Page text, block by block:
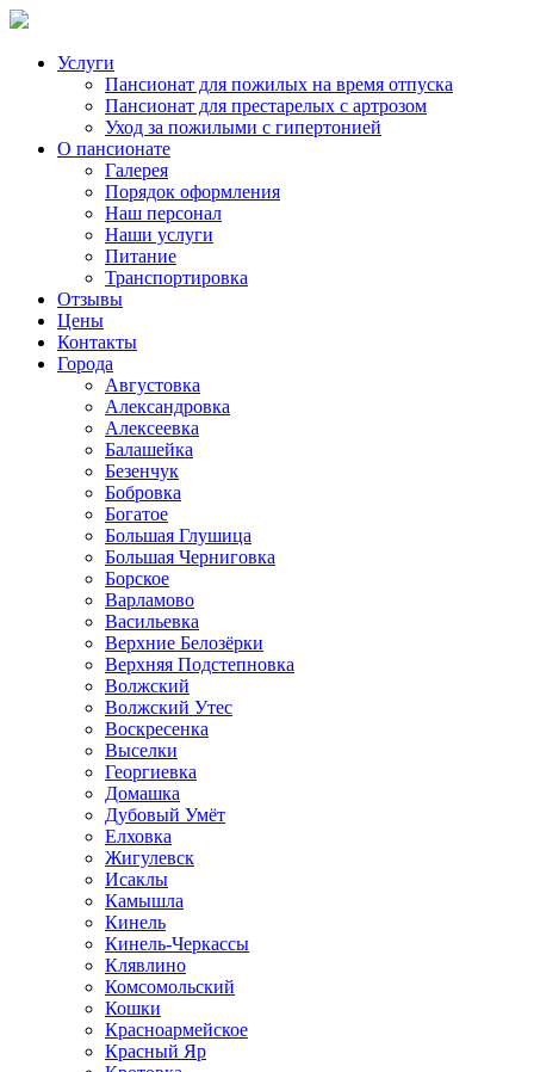
Услуги
Пансионат для пожилых на время отпуска
Пансионат для престарелых с артрозом
Уход за пожилыми с гипертонией
О пансионате
Галерея
Порядок оформления
Наш персонал
Наши услуги
Питание
Транспортировка
Отзывы
Цены
Контакты
Города
Августовка
Александровка
Алексеевка
Балашейка
Безенчук
Бобровка
Богатое
Большая Глушица
Большая Черниговка
Борское
Варламово
Васильевка
Верхние Белозёрки
Верхняя Подстепновка
Волжский
Волжский Утес
Воскресенка
Выселки
Георгиевка
Домашка
Дубовый Умёт
Елховка
Жигулевск
Исаклы
Камышла
Кинель
Кинель-Черкассы
Клявлино
Комсомольский
Кошки
Красноармейское
Красный Яр